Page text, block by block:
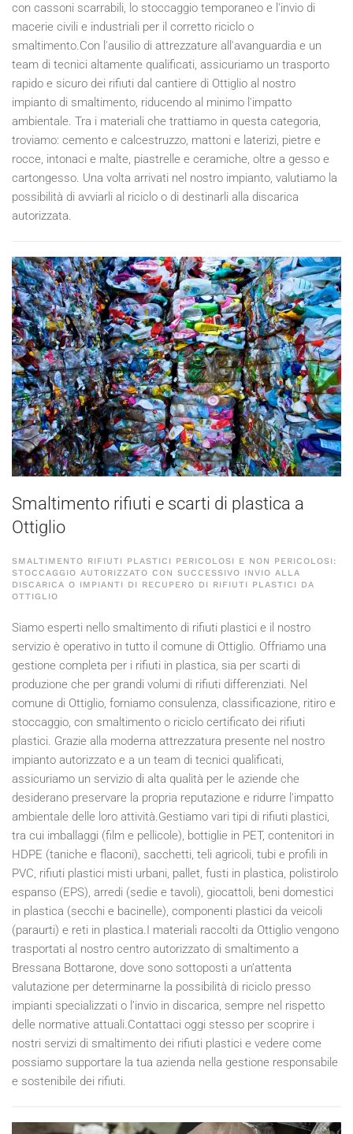
con cassoni scarrabili, lo stoccaggio temporaneo e l'invio di
macerie civili e industriali per il corretto riciclo o
smaltimento.Con l'ausilio di attrezzature all'avanguardia e un
team di tecnici altamente qualificati, assicuriamo un trasporto
rapido e sicuro dei rifiuti dal cantiere di Ottiglio al nostro
impianto di smaltimento, riducendo al minimo l'impatto
ambientale. Tra i materiali che trattiamo in questa categoria,
troviamo: cemento e calcestruzzo, mattoni e laterizi, pietre e
rocce, intonaci e malte, piastrelle e ceramiche, oltre a gesso e
cartongesso. Una volta arrivati nel nostro impianto, valutiamo la
possibilità di avviarli al riciclo o di destinarli alla discarica
autorizzata.
Smaltimento rifiuti e scarti di plastica a
Ottiglio
SMALTIMENTO RIFIUTI PLASTICI PERICOLOSI E NON PERICOLOSI:
STOCCAGGIO AUTORIZZATO CON SUCCESSIVO INVIO ALLA
DISCARICA O IMPIANTI DI RECUPERO DI RIFIUTI PLASTICI DA
OTTIGLIO
Siamo esperti nello smaltimento di rifiuti plastici e il nostro
servizio è operativo in tutto il comune di Ottiglio. Offriamo una
gestione completa per i rifiuti in plastica, sia per scarti di
produzione che per grandi volumi di rifiuti differenziati. Nel
comune di Ottiglio, forniamo consulenza, classificazione, ritiro e
stoccaggio, con smaltimento o riciclo certificato dei rifiuti
plastici. Grazie alla moderna attrezzatura presente nel nostro
impianto autorizzato e a un team di tecnici qualificati,
assicuriamo un servizio di alta qualità per le aziende che
desiderano preservare la propria reputazione e ridurre l'impatto
ambientale delle loro attività.Gestiamo vari tipi di rifiuti plastici,
tra cui imballaggi (film e pellicole), bottiglie in PET, contenitori in
HDPE (taniche e flaconi), sacchetti, teli agricoli, tubi e profili in
PVC, rifiuti plastici misti urbani, pallet, fusti in plastica, polistirolo
espanso (EPS), arredi (sedie e tavoli), giocattoli, beni domestici
in plastica (secchi e bacinelle), componenti plastici da veicoli
(paraurti) e reti in plastica.I materiali raccolti da Ottiglio vengono
trasportati al nostro centro autorizzato di smaltimento a
Bressana Bottarone, dove sono sottoposti a un’attenta
valutazione per determinarne la possibilità di riciclo presso
impianti specializzati o l’invio in discarica, sempre nel rispetto
delle normative attuali.Contattaci oggi stesso per scoprire i
nostri servizi di smaltimento dei rifiuti plastici e vedere come
possiamo supportare la tua azienda nella gestione responsabile
e sostenibile dei rifiuti.